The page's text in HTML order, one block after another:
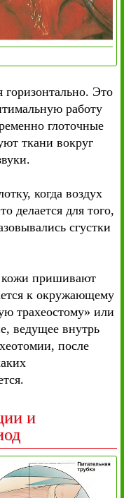
горизонтально. Это
работу
глоточные
ткани вокруг
когда воздух
делается для того,
сгустки
кожи пришивают
к окружающему
трахеостому» или
ведущее внутрь
после
и